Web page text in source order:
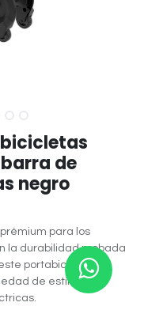
de
negro
para los
la durabilidad probada
portabicicletas
de estilos de